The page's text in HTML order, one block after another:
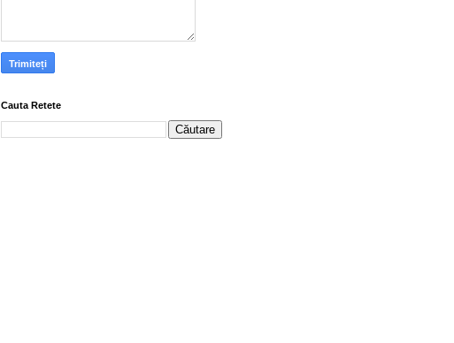
Cauta Retete